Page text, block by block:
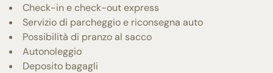
Check-in e check-out express
Servizio di parcheggio e riconsegna auto
Possibilità di pranzo al sacco
Autonoleggio
Deposito bagagli